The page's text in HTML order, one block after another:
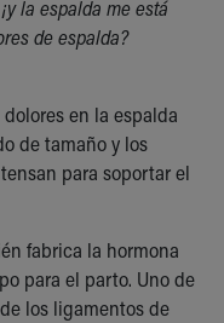
Zips
la espalda me está
de espalda?
en la espalda
de tamaño y los
para soportar el
fabrica la hormona
para el parto. Uno de
los ligamentos de